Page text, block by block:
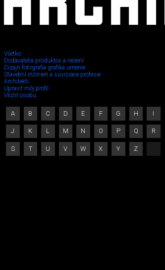
Všetko
Dodávatelia produktov a riešení
Dizajn fotografia grafika umenie
Stavební inžinieri a súvisiace profesie
Architekti
Upraviť môj profil
Vložiť osobu
A B C D E F G H I
J K L M N O P Q R
S T U V W X Y Z